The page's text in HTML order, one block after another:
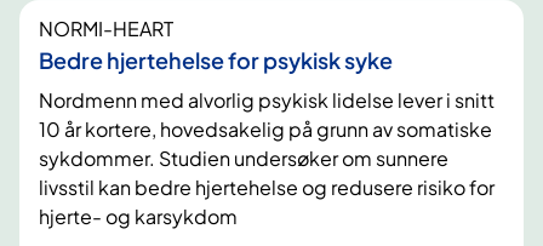
NORMI-HEART
Bedre hjertehelse for psykisk syke
Nordmenn med alvorlig psykisk lidelse lever i snitt
10 år kortere, hovedsakelig på grunn av somatiske
sykdommer. Studien undersøker om sunnere
livsstil kan bedre hjertehelse og redusere risiko for
hjerte- og karsykdom